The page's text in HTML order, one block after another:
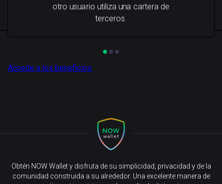
otro usuario utiliza una cartera de
terceros.
Accede a los beneficios
Obtén NOW Wallet y disfruta de su simplicidad, privacidad y de la
comunidad construida a su alrededor. Una excelente manera de